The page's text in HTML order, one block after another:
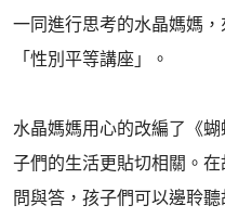
一同進行思考的水晶媽媽
「性別平等講座」。
水晶媽媽用心的改編了《
子們的生活更貼切相關。
問與答，孩子們可以邊聆